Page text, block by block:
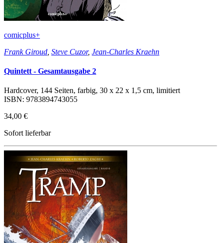
comicplus+
Frank Giroud Steve Cuzor, Jean-Charles Kraehn
Quintett - Gesamtausgabe 2
Hardcover, 144 Seiten, farbig, 30 x 22 x 1,5 cm, limitiert
ISBN: 9783894743055
34,00 €
Sofort lieferbar